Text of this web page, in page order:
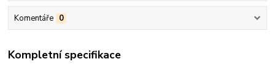
Komentáře 0
Kompletní specifikace